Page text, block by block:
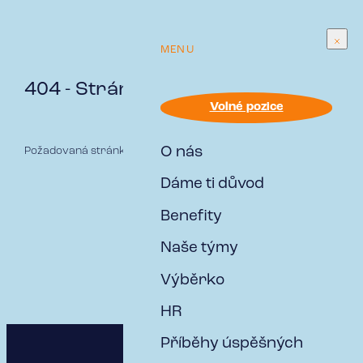
MENU
Volné pozice
O nás
Dáme ti důvod
Benefity
Naše týmy
Výběrko
HR
Příběhy úspěšných
404 - Stránka nenalezena
Požadovaná stránka nebyla nalezena